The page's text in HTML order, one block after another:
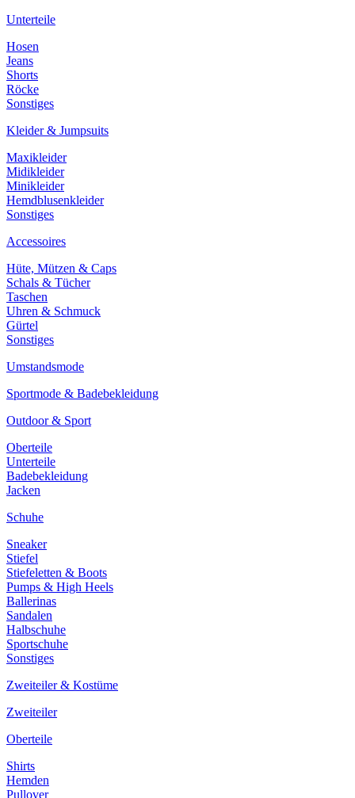
Unterteile
Hosen
Jeans
Shorts
Röcke
Sonstiges
Kleider & Jumpsuits
Maxikleider
Midikleider
Minikleider
Hemdblusenkleider
Sonstiges
Accessoires
Hüte, Mützen & Caps
Schals & Tücher
Taschen
Uhren & Schmuck
Gürtel
Sonstiges
Umstandsmode
Sportmode & Badebekleidung
Outdoor & Sport
Oberteile
Unterteile
Badebekleidung
Jacken
Schuhe
Sneaker
Stiefel
Stiefeletten & Boots
Pumps & High Heels
Ballerinas
Sandalen
Halbschuhe
Sportschuhe
Sonstiges
Zweiteiler & Kostüme
Zweiteiler
Oberteile
Shirts
Hemden
Pullover